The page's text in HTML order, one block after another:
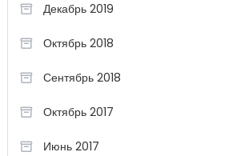
Декабрь 2019
Октябрь 2018
Сентябрь 2018
Октябрь 2017
Июнь 2017